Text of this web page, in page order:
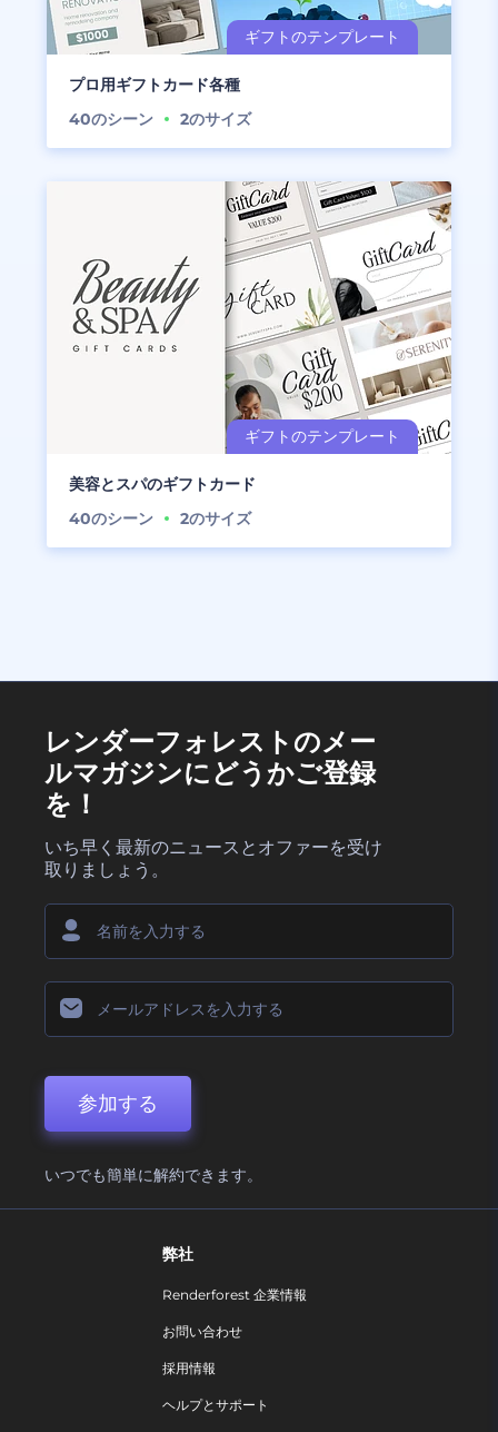
プロ用ギフトカード各種
40のシーン 2のサイズ
美容とスパのギフトカード
40のシーン 2のサイズ
レンダーフォレストのメー
ルマガジンにどうかご登録
を！
いち早く最新のニュースとオファーを受け
取りましょう。
参加する
いつでも簡単に解約できます。
弊社
Renderforest 企業情報
お問い合わせ
採用情報
ヘルプとサポート